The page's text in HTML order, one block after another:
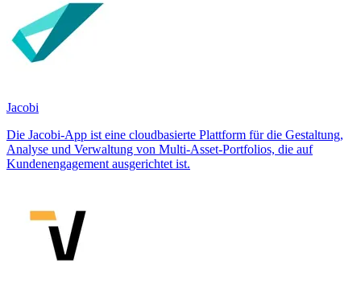
Jacobi
Die Jacobi-App ist eine cloudbasierte Plattform für die Gestaltung,
Analyse und Verwaltung von Multi-Asset-Portfolios, die auf
Kundenengagement ausgerichtet ist.